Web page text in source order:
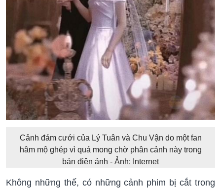
Cảnh đám cưới của Lý Tuân và Chu Vận do một fan
hâm mộ ghép vì quá mong chờ phân cảnh này trong
bản điện ảnh - Ảnh: Internet
Không những thế, có những cảnh phim bị cắt trong